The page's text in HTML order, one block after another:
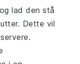
lad den stå
Dette vil